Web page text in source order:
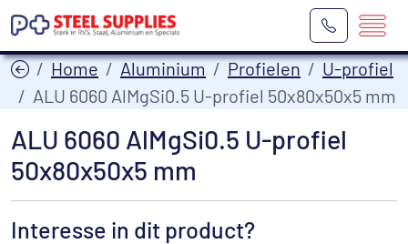
Home Aluminium Profielen
U-profiel
ALU 6060 AlMgSi0.5 U-profiel 50x80x50x5 mm
ALU 6060 AlMgSi0.5 U-profiel
50x80x50x5 mm
Interesse in dit product?